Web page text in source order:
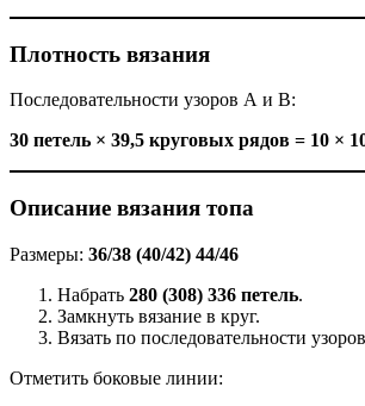
Плотность вязания
Последовательности узоров А и В:
30 петель × 39,5 круговых рядов = 10 ×
Описание вязания топа
Размеры: 36/38 (40/42) 44/46
Набрать 280 (308) 336 петель.
Замкнуть вязание в круг.
Вязать по последовательности
Отметить боковые линии: